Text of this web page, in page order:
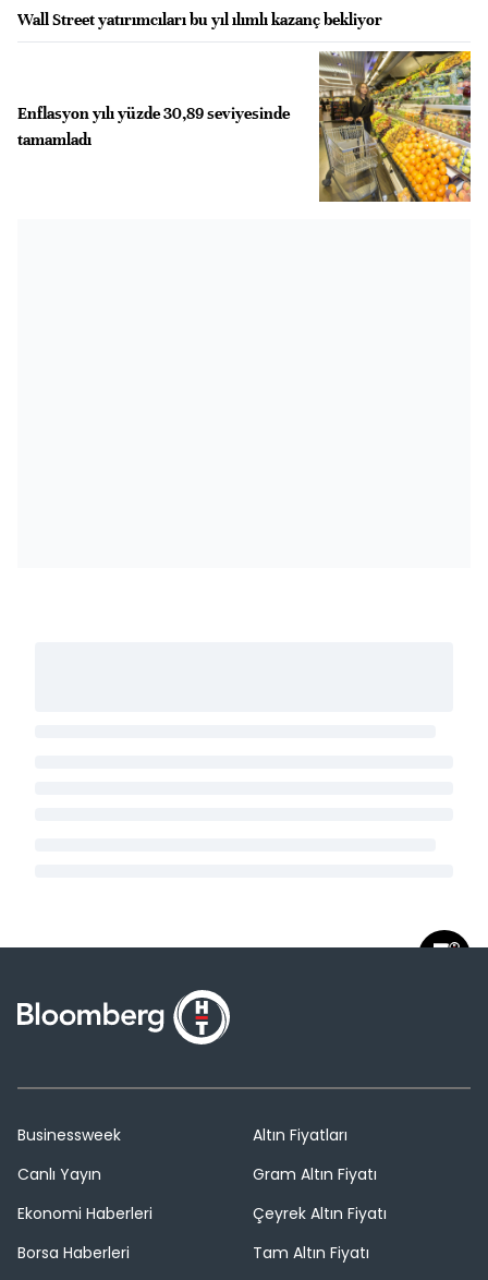
Wall Street yatırımcıları bu yıl ılımlı kazanç bekliyor
Enflasyon yılı yüzde 30,89 seviyesinde
tamamladı
Businessweek
Canlı Yayın
Ekonomi Haberleri
Borsa Haberleri
Altın Fiyatları
Gram Altın Fiyatı
Çeyrek Altın Fiyatı
Tam Altın Fiyatı